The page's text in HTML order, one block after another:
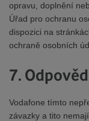
opravu, doplnění
Úřad pro ochranu
dispozici na
ochraně osobních
7.
Vodafone tímto
závazky a tito